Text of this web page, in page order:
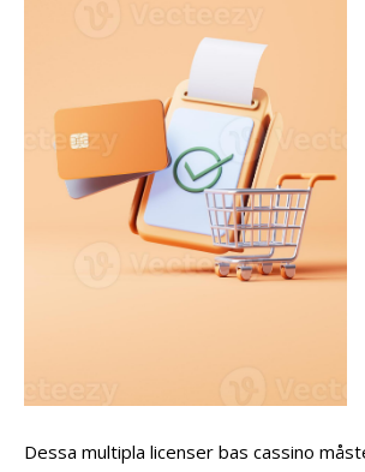
Dessa multipla licenser bas cassino